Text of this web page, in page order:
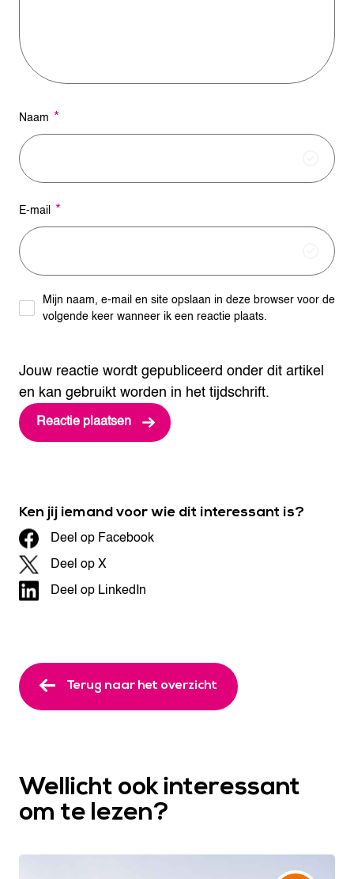
Jouw reactie wordt gepubliceerd onder dit artikel
en kan gebruikt worden in het tijdschrift.
Naam *
E-mail *
Mijn naam, e-mail en site opslaan in deze browser voor de
volgende keer wanneer ik een reactie plaats.
e
:
Ken jij iemand voor wie dit interessant is?
Deel op Facebook
Deel op X
Deel op LinkedIn
Terug naar het overzicht
Wellicht ook interessant
om te lezen?